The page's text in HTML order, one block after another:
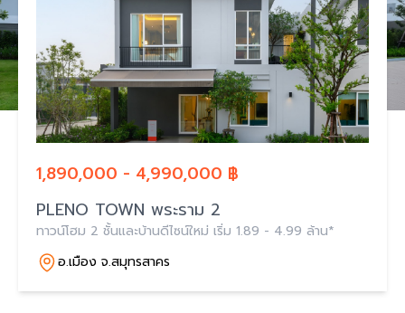
1,890,000 - 4,990,000 ฿
PLENO TOWN พระราม 2
ทาวน์โฮม 2 ชั้นและบ้านดีไซน์ใหม่ เริ่ม 1.89 - 4.99 ล้าน*
อ.เมือง จ.สมุทรสาคร